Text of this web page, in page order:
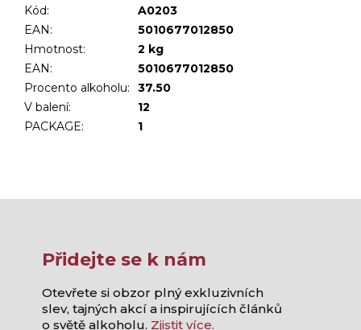
Kód:
A0203
EAN:
5010677012850
Hmotnost:
2 kg
EAN:
5010677012850
Procento alkoholu:
37.50
V balení:
12
PACKAGE: 1
Přidejte se k nám
Otevřete si obzor plný exkluzivních
slev, tajných akcí a inspirujících článků
o světě alkoholu. Zjistit více.